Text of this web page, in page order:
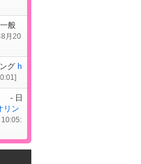
般
月20
グ h
]
- 日
リン